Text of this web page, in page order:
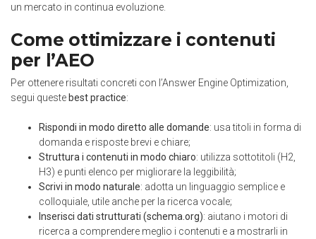
un mercato in continua evoluzione.
Come ottimizzare i contenuti
per l’AEO
Per ottenere risultati concreti con l’Answer Engine Optimization,
segui questebest practice:
Rispondi in modo diretto alle domande: usa titoli in forma di
domanda e risposte brevi e chiare;
Struttura i contenuti in modo chiaro: utilizza sottotitoli (H2,
H3) e punti elenco per migliorare la leggibilità;
Scrivi in modo naturale: adotta un linguaggio semplice e
colloquiale, utile anche per la ricerca vocale;
Inserisci dati strutturati (schema.org): aiutano i motori di
ricerca a comprendere meglio i contenuti e a mostrarli in